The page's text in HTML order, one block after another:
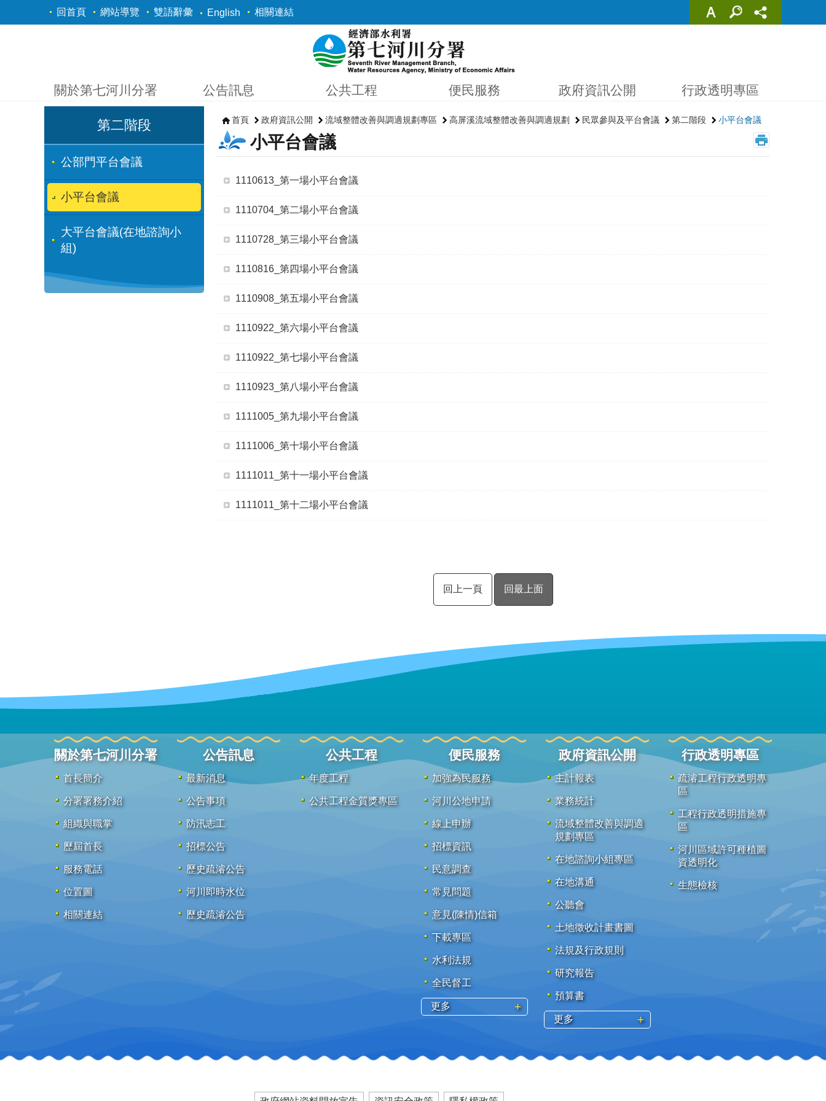
跳到主要內容區塊
回首頁 網站導覽 雙語辭彙 English 相關連結
關於第七河川分署 公告訊息 公共工程 便民服務 政府資訊公開 行政透明專區
第二階段
公部門平台會議
小平台會議
大平台會議(在地諮詢小
組)
首頁 政府資訊公開 流域整體改善與調適規劃專區 高屏溪流域整體改善與調適規劃 民眾參與及平台會議 第二階段 小平台會議
小平台會議
1110613_第一場小平台會議
1110704_第二場小平台會議
1110728_第三場小平台會議
1110816_第四場小平台會議
1110908_第五場小平台會議
1110922_第六場小平台會議
1110922_第七場小平台會議
1110923_第八場小平台會議
1111005_第九場小平台會議
1111006_第十場小平台會議
1111011_第十一場小平台會議
1111011_第十二場小平台會議
回上一頁 回最上面
關於第七河川分署
首長簡介
分署署務介紹
組織與職掌
歷屆首長
服務電話
位置圖
相關連結
公告訊息
最新消息
公告事項
防汛志工
招標公告
歷史疏濬公告
河川即時水位
歷史疏濬公告
公共工程
年度工程
公共工程金質獎專區
便民服務
加強為民服務
河川公地申請
線上申辦
招標資訊
民意調查
常見問題
意見(陳情)信箱
下載專區
水利法規
全民督工
更多
政府資訊公開
主計報表
業務統計
流域整體改善與調適
規劃專區
在地諮詢小組專區
在地溝通
公聽會
土地徵收計畫書圖
法規及行政規則
研究報告
預算書
更多
行政透明專區
疏濬工程行政透明專
區
工程行政透明措施專
區
河川區域許可種植圖
資透明化
生態檢核